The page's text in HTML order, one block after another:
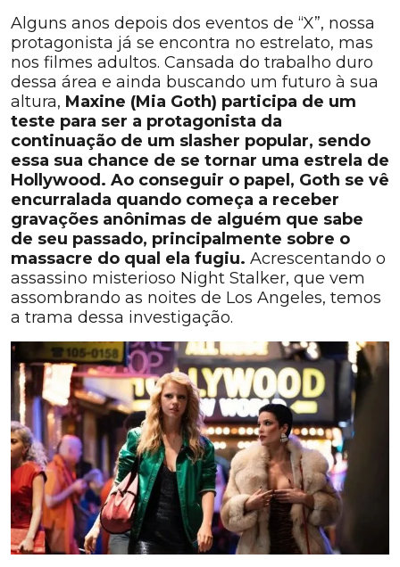
Alguns anos depois dos eventos de “X”, nossa
protagonista já se encontra no estrelato, mas
nos filmes adultos. Cansada do trabalho duro
dessa área e ainda buscando um futuro à sua
altura, Maxine (Mia Goth) participa de um
teste para ser a protagonista da
continuação de um slasher popular, sendo
essa sua chance de se tornar uma estrela de
Hollywood. Ao conseguir o papel, Goth se vê
encurralada quando começa a receber
gravações anônimas de alguém que sabe
de seu passado, principalmente sobre o
massacre do qual ela fugiu. Acrescentando o
assassino misterioso Night Stalker, que vem
assombrando as noites de Los Angeles, temos
a trama dessa investigação.